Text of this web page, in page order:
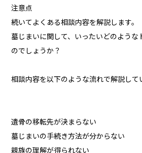
注意点
続いてよくある相談内容を解説します。
墓じまいに関して、いったいどのような
のでしょうか？
相談内容を以下のような流れで解説し
遺骨の移転先が決まらない
墓じまいの手続き方法が分からない
親族の理解が得られない